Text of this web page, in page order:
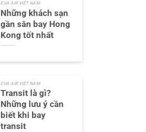
EVA AIR VIỆT NAM
Những khách sạn
gần sân bay Hong
Kong tốt nhất
EVA AIR VIỆT NAM
Transit là gì?
Những lưu ý cần
biết khi bay
transit